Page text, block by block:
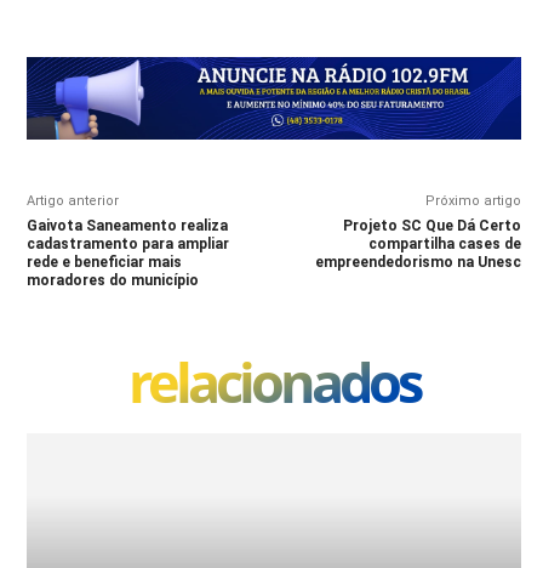
Artigo anterior
Gaivota Saneamento realiza
cadastramento para ampliar
rede e beneficiar mais
moradores do município
Próximo artigo
Projeto SC Que Dá Certo
compartilha cases de
empreendedorismo na Unesc
relacionados